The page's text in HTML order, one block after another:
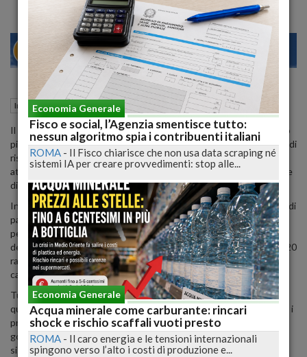
MILANO 23 28
Imprese Roma (RM) 12 Marzo 2024 13:06
Il governo avanza nella lotta contro l'evasione fiscale, concedendo
più tempo per saldare i debiti e implementando un nuovo sistema di
riscossione più efficiente. Con l'approvazione del decimo decreto
attuativo della riforma fiscale, il Ministero dell'Economia si propone
di ridisegnare l'architettura del fisco italiano.
In primo luogo, il nuovo decreto prevede un'estensione dei tempi di
pagamento dei debiti fiscali, consentendo fino a 120 rate mensili
per i contribuenti in difficoltà temporanea. Oltre i 120.000 euro di
debito, sarà possibile dilazionare il pagamento su un massimo di 120
rate mensili. Inoltre, viene introdotto lo stralcio automatico delle
cartelle non riscosse entro 5 anni dall'emissione.
Tuttavia, il viceministro all'Economia, Maurizio Leo, sottolinea che
queste misure mirano ad assistere coloro che desiderano onorare i
propri debiti, contrastando nel contempo l'evasione fiscale. Il
governo si impegna a continuare a lottare contro i furbetti del
sistema.
Economia Generale
Fisco e social, l’Agenzia smentisce tutto:
nessun algoritmo spia i contribuenti italiani
ROMA - Il Fisco chiarisce che non usa data scraping né
sistemi IA per creare provvedimenti: stop alle...
Economia Generale
Acqua minerale come carburante: rincari
shock e rischio scaffali vuoti presto
ROMA - Il caro energia e le tensioni internazionali
spingono verso l’alto i costi di produzione e...